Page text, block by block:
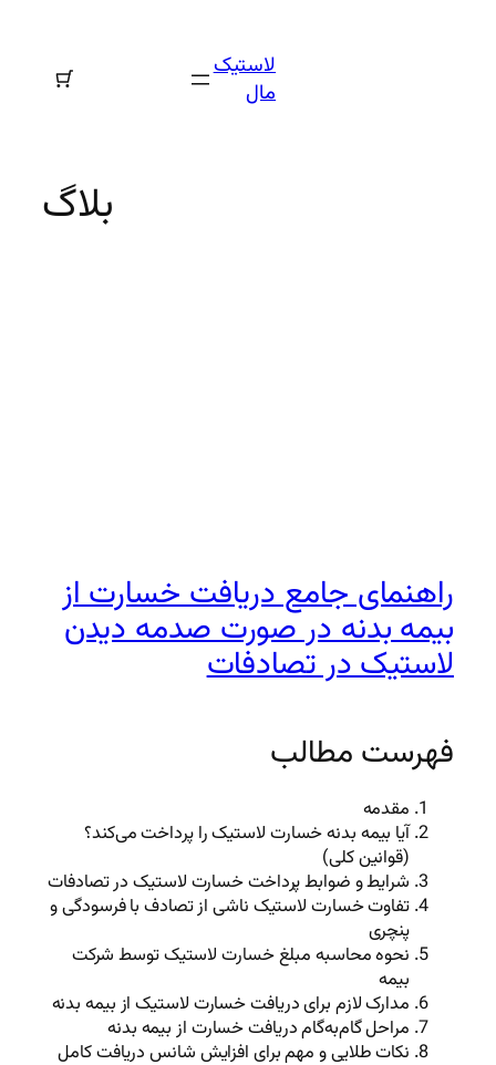
لاستیک
مال
بلاگ
راهنمای جامع دریافت خسارت از
بیمه بدنه در صورت صدمه دیدن
لاستیک در تصادفات
فهرست مطالب
مقدمه
آیا بیمه بدنه خسارت لاستیک را پرداخت می‌کند؟
(قوانین کلی)
شرایط و ضوابط پرداخت خسارت لاستیک در تصادفات
تفاوت خسارت لاستیک ناشی از تصادف با فرسودگی و
پنچری
نحوه محاسبه مبلغ خسارت لاستیک توسط شرکت
بیمه
مدارک لازم برای دریافت خسارت لاستیک از بیمه بدنه
مراحل گام‌به‌گام دریافت خسارت از بیمه بدنه
نکات طلایی و مهم برای افزایش شانس دریافت کامل